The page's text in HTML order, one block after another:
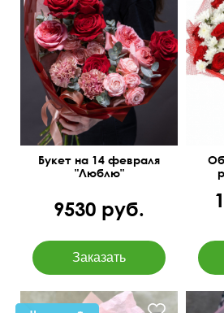
Букет на 14 февраля
"Люблю"
9530 руб.